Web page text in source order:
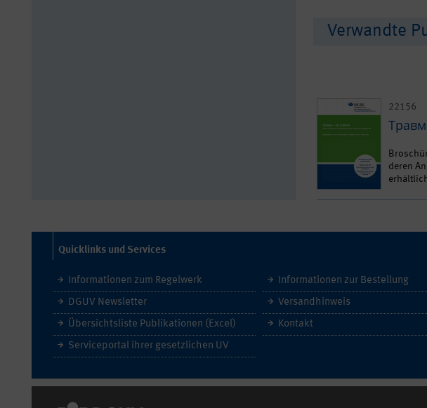
Verwandte
22156
deren
Quicklinks und Services
Informationen zum Regelwerk
DGUV Newsletter
Übersichtsliste Publikationen (Excel)
Serviceportal ihrer gesetzlichen UV
Informationen zur Bestellung
Versandhinweis
Kontakt